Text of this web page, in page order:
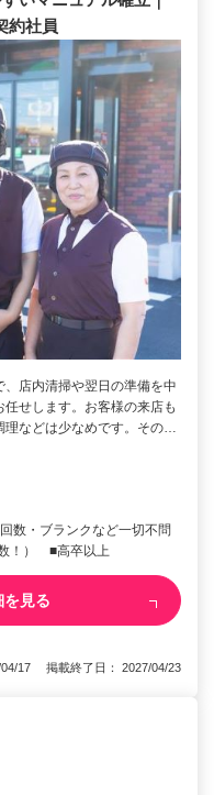
約社員
店内清掃や翌日の準備を中
せします。お客様の来店も
などは少なめです。その…
数・ブランクなど一切不問
！） ■高卒以上
を見る
04/17 掲載終了日： 2027/04/23